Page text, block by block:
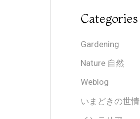
Categories
Gardening
Nature 自然
Weblog
いまどきの世情